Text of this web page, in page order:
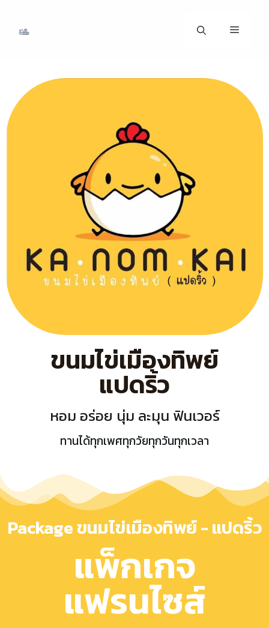
ขนมไข่เมืองทิพย์
แปดริ้ว
หอม อร่อย นุ่ม ละมุน ฟินเวอร์
ทานได้ทุกเพศทุกวัยทุกวันทุกเวลา
Package ขนมไข่เมืองทิพย์ - แปดริ้ว
แพ็กเกจ
แฟรนไซส์